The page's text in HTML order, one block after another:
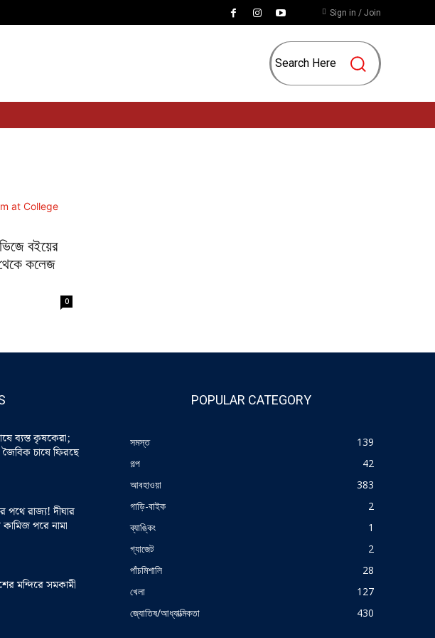
Sign in / Join
Search Here
বইয়ের
কলেজ
0
ব্যস্ত কৃষকেরা;
চাষে ফিরছে
পথে রাজ্য! দীঘার
কামিজ পরে নামা
মন্দিরে সমকামী
POPULAR CATEGORY
সমস্ত
139
গল্প
42
আবহাওয়া
383
গাড়ি-বাইক
2
ব্যাঙ্কিং
1
গ্যাজেট
2
পাঁচমিশালি
28
খেলা
127
জ্যোতিষ/আধ্যাত্মিকতা
430